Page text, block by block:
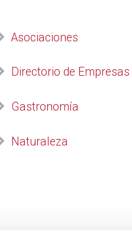
Asociaciones
Directorio de Empresas
Gastronomía
Naturaleza